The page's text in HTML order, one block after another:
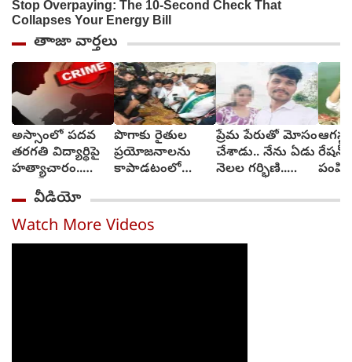
తాాజా వార్తలు
అస్సాంలో పదవ
తరగతి విద్యార్థిపై
హత్యాచారం..
ఫంక్షన్‌కు వెళ్లిన
తల్లి.. మంచంపై
విగతజీవిగా..?
పొగాకు రైతుల
ప్రయోజనాలను
కాపాడటంలో
వైఎస్ జగన్
ప్రేమ పేరుతో మోసం
చేశాడు.. నేను ఏడు
నెలల గర్భిణి..
(video)
రేషన్
వీడియో
Watch More Videos